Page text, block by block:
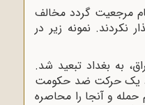
مرجعیت گردد مخالف
نکردند. نمونه زیر در
به بغداد تبعید شد.
یک حرکت ضد حکومت
و آنجا را محاصره